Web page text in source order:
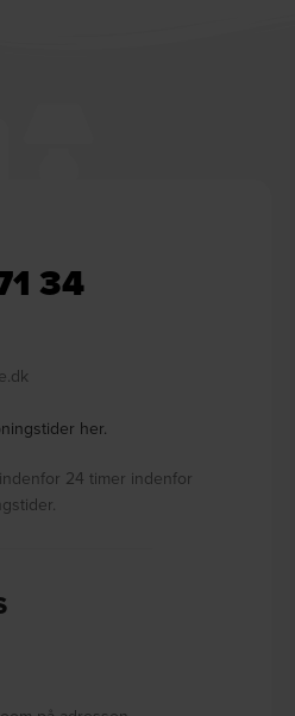
34
her.
24 timer indenfor